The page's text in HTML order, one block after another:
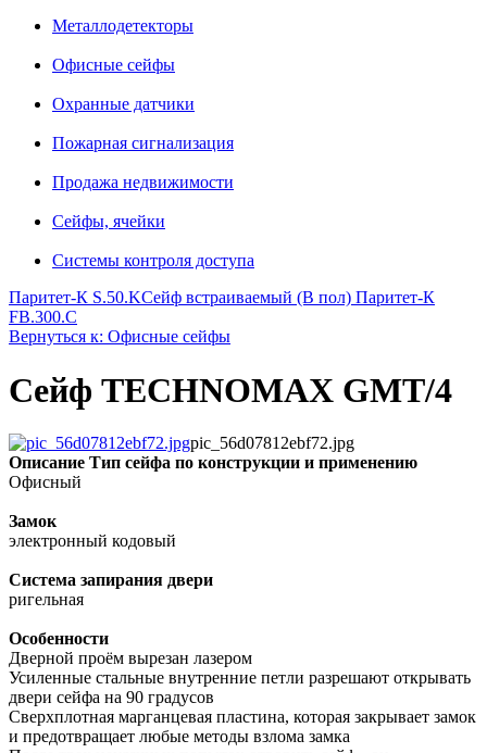
Металлодетекторы
Офисные сейфы
Охранные датчики
Пожарная сигнализация
Продажа недвижимости
Сейфы, ячейки
Системы контроля доступа
Паритет-К S.50.KСейф встраиваемый (В пол) Паритет-К
FB.300.C
Вернуться к: Офисные сейфы
Сейф TECHNOMAX GMT/4
pic_56d07812ebf72.jpg
Описание Тип сейфа по конструкции и применению
Офисный
Замок
электронный кодовый
Система запирания двери
ригельная
Особенности
Дверной проём вырезан лазером
Усиленные стальные внутренние петли разрешают открывать
двери сейфа на 90 градусов
Сверхплотная марганцевая пластина, которая закрывает замок
и предотвращает любые методы взлома замка